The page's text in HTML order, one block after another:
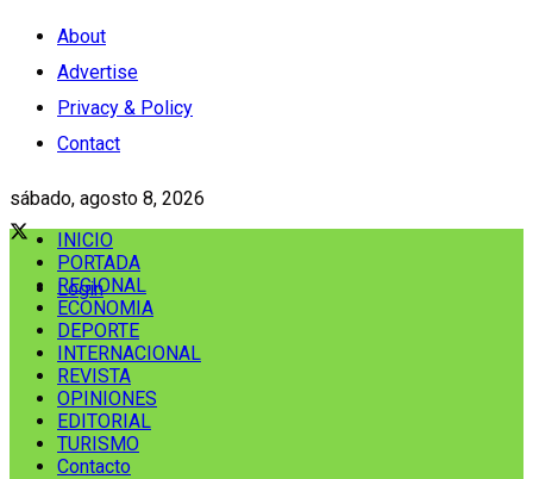
About
Advertise
Privacy & Policy
Contact
sábado, agosto 8, 2026
Login
INICIO
PORTADA
REGIONAL
ECONOMIA
DEPORTE
INTERNACIONAL
REVISTA
OPINIONES
EDITORIAL
TURISMO
Contacto